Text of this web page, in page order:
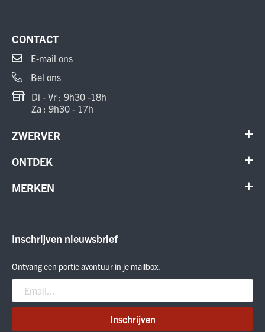
ZWERVER
Contact
Annuleer order
ONTDEK
Schoenen
MERKEN
Smartwool
Nitro
Peak Performance
Patagonia
CONTACT
E-mail ons
Bel ons
Di - Vr : 9h30 -18h
Za : 9h30 - 17h
Inschrijven nieuwsbrief
Ontvang een portie avontuur in je mailbox.
Inschrijven